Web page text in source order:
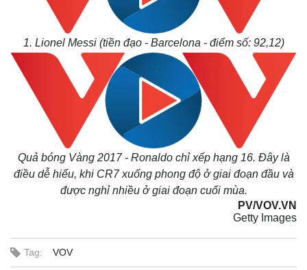
1. Lionel Messi (tiền đạo - Barcelona - điểm số: 92,12)
Quả bóng Vàng 2017 - Ronaldo chỉ xếp hạng 16. Đây là
điều dễ hiểu, khi CR7 xuống phong độ ở giai đoạn đầu và
được nghỉ nhiều ở giai đoạn cuối mùa.
PV/VOV.VN
Getty Images
Tag: VOV